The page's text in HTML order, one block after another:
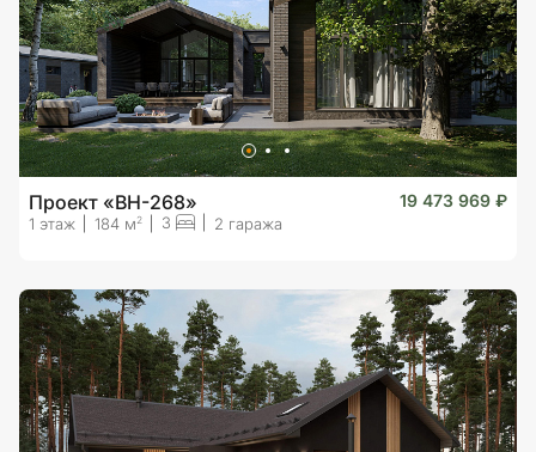
Проект «BH-268» 19 473 969 ₽
1 этаж 184 м 2 3 2 гаража